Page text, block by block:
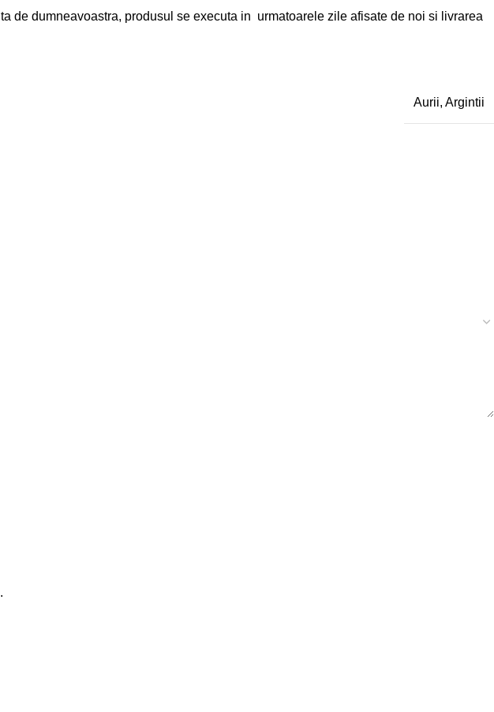
de dumneavoastra, produsul se executa in urmatoarele zile afisate de noi si livrarea
Aurii, Argintii